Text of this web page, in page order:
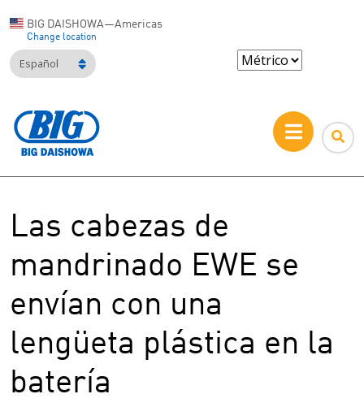
BIG DAISHOWA—Americas
Change location
Español
Las cabezas de
mandrinado EWE se
envían con una
lengüeta plástica en la
batería